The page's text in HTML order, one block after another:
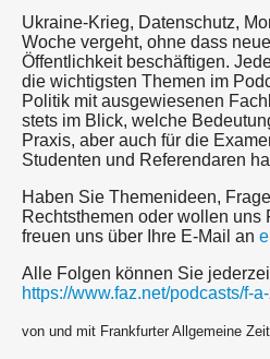
Ukraine-Krieg, Datenschutz,
Woche vergeht, ohne dass
Öffentlichkeit beschäftigen.
die wichtigsten Themen im
Politik mit ausgewiesenen
stets im Blick, welche
Praxis, aber auch für die
Studenten und Referendaren
Haben Sie Themenideen,
Rechtsthemen oder wollen uns
freuen uns über Ihre E-Mail an
Alle Folgen können Sie
https://www.faz.net/podcasts/f-
von und mit Frankfurter Allgemeine